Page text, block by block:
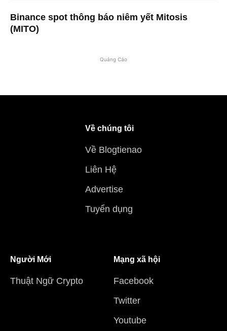
Binance spot thông báo niêm yết Mitosis
(MITO)
Quảng Cáo
Về chúng tôi
Về Blogtienao
Liên Hệ
Advertise
Tuyển dụng
Người Mới
Thuật Ngữ Crypto
Mạng xã hội
Facebook
Twitter
Youtube